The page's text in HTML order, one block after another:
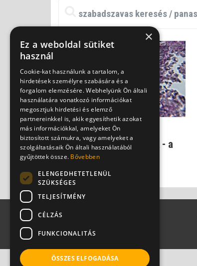
Ártatlannak tűnő
influenzaszerű tünetek - a
HIV-fertőzés els...
Dr. Tisza Tímea
×
Ez a weboldal sütiket
használ
Cookie-kat használunk a tartalom, a
hirdetések személyre szabására és a
forgalom elemzésére. Webhelyünk Ön általi
használatára vonatkozó információkat
megosztjuk hirdetési és elemző
partnereinkkel is, akik egyesíthetik azokat
más információkkal, amelyeket Ön
biztosított számukra, vagy amelyeket a
szolgáltatásaik Ön általi használatából
gyűjtöttek össze. Bővebben
ELENGEDHETETLENÜL
SZÜKSÉGES
TELJESÍTMÉNY
CÉLZÁS
FUNKCIONALITÁS
ÖSSZES ELFOGADÁSA